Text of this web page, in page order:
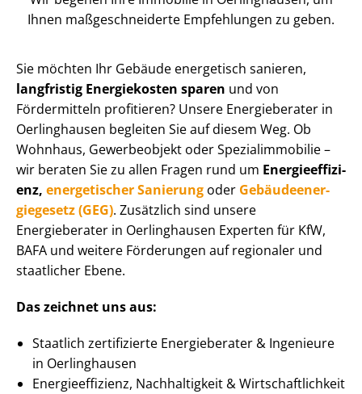
Ihnen maß­ge­schnei­der­te Empfehlungen zu geben.
Sie möchten Ihr Gebäude energetisch sanieren,
langfristig Energiekosten sparen und von
Fördermitteln profitieren? Unsere Energieberater in
Oerlinghausen begleiten Sie auf diesem Weg. Ob
Wohnhaus, Gewerbeobjekt oder Spe­zi­al­im­mo­bi­lie –
wir beraten Sie zu allen Fragen rund um En­er­gie­ef­fi­zi­
enz, energetischer Sanierung oder Ge­bäu­de­en­er­
gie­ge­setz (GEG). Zusätzlich sind unsere
Energieberater in Oerlinghausen Experten für KfW,
BAFA und weitere Förderungen auf regionaler und
staatlicher Ebene.
Das zeichnet uns aus:
Staatlich zertifizierte Energieberater & Ingenieure
in Oerlinghausen
En­er­gie­ef­fi­zi­enz, Nachhaltigkeit & Wirt­schaft­lich­keit